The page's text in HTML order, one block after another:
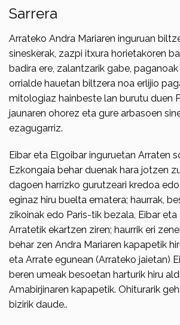
Sarrera
Arrateko Andra Mariaren inguruan
sineskerak, zazpi itxura horieta­koren
badira ere, zalantzarik gabe,
orrialde hauetan biltzera noa erlijio
mitologiaz hainbeste lan burutu duen
jaunaren ohorez eta gure arbasoen
ezagugarriz.
Eibar eta Elgoibar inguruetan Arraten
Ezkongaia behar duenak hara jotzen
dagoen harrizko gurutzeari kredoa
eginaz hiru buelta ematera; hau­rrak,
zikoinak edo Paris-tik bezala, Eibar
Arratetik ekartzen ziren; haurrik eri
behar zen Andra Mariaren kapapetik
eta Arra­te egunean (Arrateko jaietan)
beren umeak besoetan harturik hiru
Amabirjinaren kapapetik. Ohiturarik
bizirik daude..